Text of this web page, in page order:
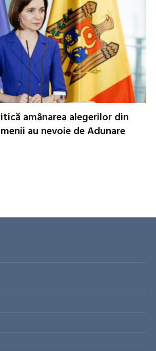
amânarea alegerilor din
au nevoie de Adunare